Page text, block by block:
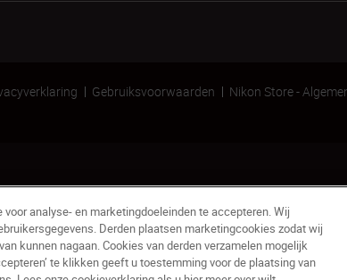
Gebruiksvoorwaarden Nikon Store -
analyse- en marketingdoeleinden te accepteren. Wij
Derden plaatsen marketingcookies zodat wij
kunnen nagaan. Cookies van derden verzamelen mogelijk
te klikken geeft u toestemming voor de plaatsing van